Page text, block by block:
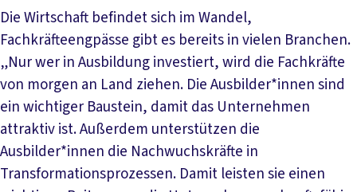
Die Wirtschaft befindet sich im Wandel,
Fachkräfteengpässe gibt es bereits in vielen Branchen.
„Nur wer in Ausbildung investiert, wird die Fachkräfte
von morgen an Land ziehen. Die Ausbilder*innen sind
ein wichtiger Baustein, damit das Unternehmen
attraktiv ist. Außerdem unterstützen die
Ausbilder*innen die Nachwuchskräfte in
Transformationsprozessen. Damit leisten sie einen